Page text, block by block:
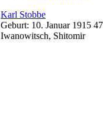
Karl Stobbe
Geburt: 10. Januar 1915 47
Iwanowitsch, Shitomir